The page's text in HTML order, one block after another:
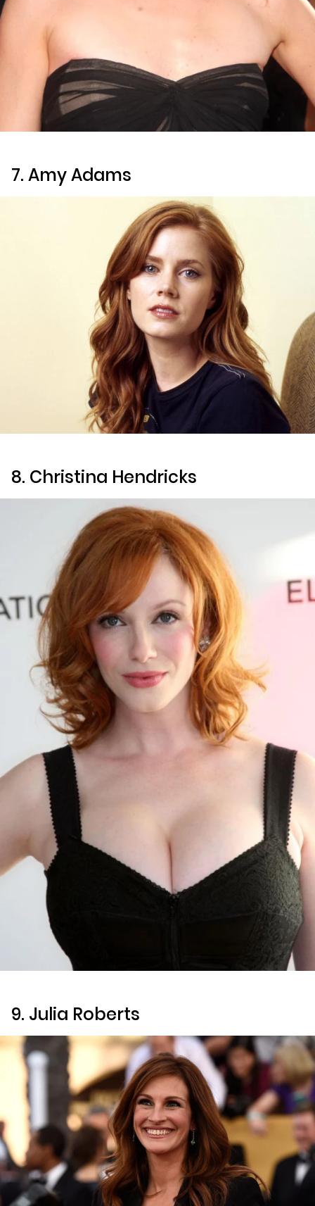
7. Amy Adams
8. Christina Hendricks
9. Julia Roberts